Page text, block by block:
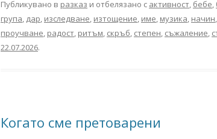
Публикувано в разказ и отбелязано с активност, бебе,
група, дар, изследване, изтощение, име, музика, начин,
проучване, радост, ритъм, скръб, степен, съжаление,
22.07.2026.
Когато сме претоварени